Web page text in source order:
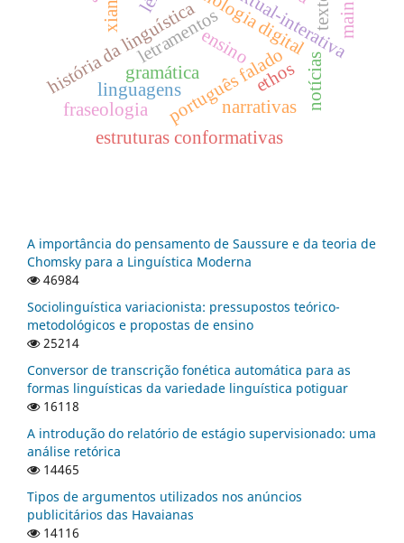
linguagens
letramentosensino
gramática
história da linguísticaportuguês falado
texto
narrativas
estruturas conformativas
ethos
fraseologia notícias
A importância do pensamento de Saussure e da teoria de
Chomsky para a Linguística Moderna
46984
Sociolinguística variacionista: pressupostos teórico-
metodológicos e propostas de ensino
25214
Conversor de transcrição fonética automática para as
formas linguísticas da variedade linguística potiguar
16118
A introdução do relatório de estágio supervisionado: uma
análise retórica
14465
Tipos de argumentos utilizados nos anúncios
publicitários das Havaianas
14116